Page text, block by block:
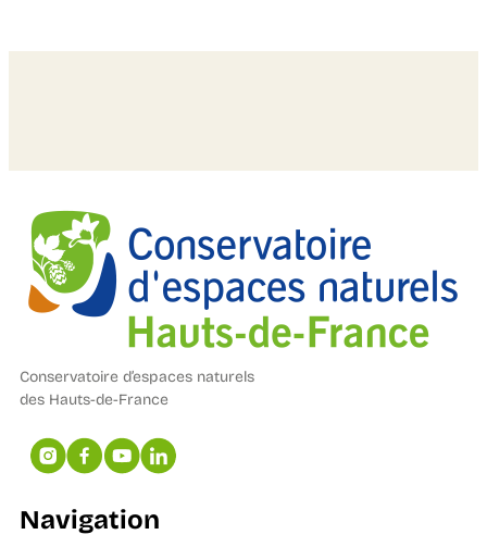
Conservatoire d’espaces naturels
des Hauts-de-France
Navigation